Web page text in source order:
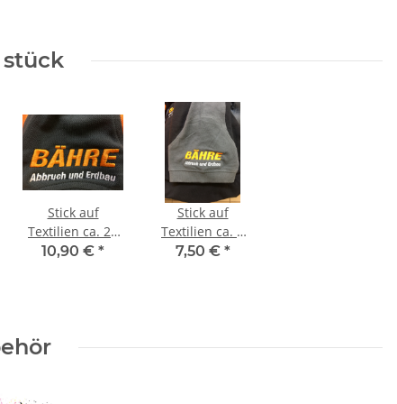
Stick auf
Textilien ca. 25
cm
10,90 € *
Stick auf
Textilien ca. 8
cm
7,50 € *